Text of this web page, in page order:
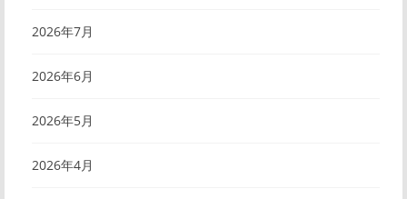
2026年7月
2026年6月
2026年5月
2026年4月